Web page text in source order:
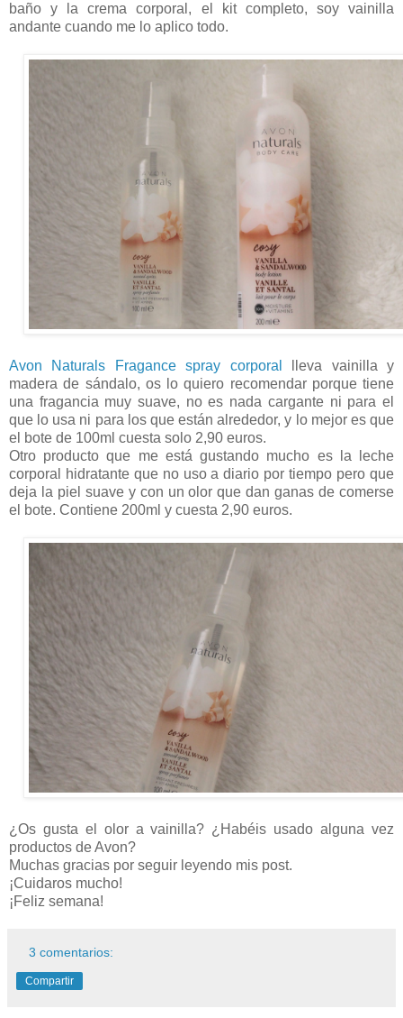
baño y la crema corporal, el kit completo, soy vainilla
andante cuando me lo aplico todo.
Avon Naturals Fragance spray corporal
lleva vainilla y
madera de sándalo, os lo quiero recomendar porque tiene
una fragancia muy suave, no es nada cargante ni para el
que lo usa ni para los que están alrededor, y lo mejor es que
el bote de 100ml cuesta solo 2,90 euros.
Otro producto que me está gustando mucho es la leche
corporal hidratante que no uso a diario por tiempo pero que
deja la piel suave y con un olor que dan ganas de comerse
el bote. Contiene 200ml y cuesta 2,90 euros.
¿Os gusta el olor a vainilla? ¿Habéis usado alguna vez
productos de Avon?
Muchas gracias por seguir leyendo mis post.
¡Cuidaros mucho!
¡Feliz semana!
3 comentarios:
Compartir